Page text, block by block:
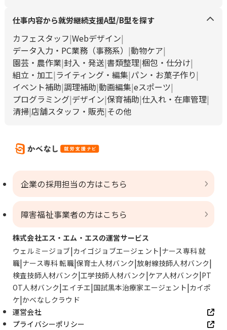
仕事内容から就労継続支援A型/B型を探す
カフェスタッフ Webデザイン
データ入力・PC業務（事務系）
動物ケア
園芸・農作業 封入・発送 書類整理 梱包・仕分け
組立・加工 ライティング・編集 パン・お菓子作り
イベント補助 調理補助 動画編集 eスポーツ
プログラミング デザイン 保育補助 仕入れ・在庫管理
清掃 店舗スタッフ・販売 その他
企業の採用担当の方はこちら
障害福祉事業者の方はこちら
株式会社エス・エム・エスの運営サービス
ウェルミージョブ カイゴジョブエージェント ナース専科 就
職 ナース専科 転職 保育士人材バンク 放射線技師人材バンク
検査技師人材バンク 工学技師人材バンク ケア人材バンク PT
OT人材バンク エイチエ 国試黒本治療家エージェント カイポ
ケ かべなしクラウド
運営会社
プライバシーポリシー